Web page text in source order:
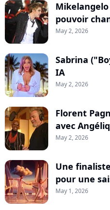
pouvoir
May 2, 2026
Sabrina
IA
May 2, 2026
Florent
avec
May 2, 2026
Une
pour une
May 1, 2026